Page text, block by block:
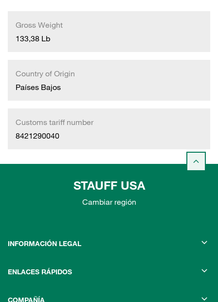
Gross Weight
133,38 Lb
Country of Origin
Países Bajos
Customs tariff number
8421290040
STAUFF USA
Cambiar región
INFORMACIÓN LEGAL
ENLACES RÁPIDOS
COMPAÑÍA